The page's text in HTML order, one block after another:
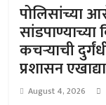
पोलिसांच्या
कचऱ्याची
प्रशासन
August 4, 2026